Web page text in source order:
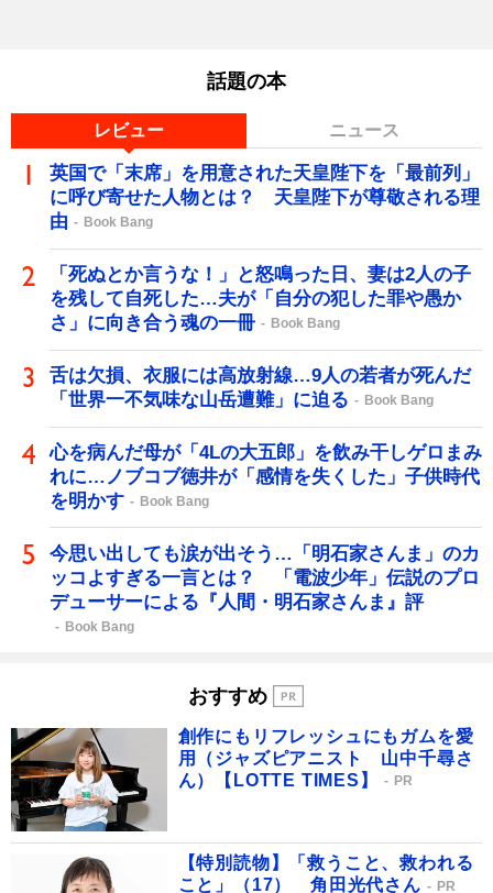
話題の本
レビュー ニュース
英国で「末席」を用意された天皇陛下を「最前列」
に呼び寄せた人物とは？ 天皇陛下が尊敬される理
由
Book Bang
「死ぬとか言うな！」と怒鳴った日、妻は2人の子
を残して自死した…夫が「自分の犯した罪や愚か
さ」に向き合う魂の一冊
Book Bang
舌は欠損、衣服には高放射線…9人の若者が死んだ
「世界一不気味な山岳遭難」に迫る
Book Bang
心を病んだ母が「4Lの大五郎」を飲み干しゲロまみ
れに…ノブコブ徳井が「感情を失くした」子供時代
を明かす
Book Bang
今思い出しても涙が出そう…「明石家さんま」のカ
ッコよすぎる一言とは？ 「電波少年」伝説のプロ
デューサーによる『人間・明石家さんま』評
Book Bang
おすすめ
創作にもリフレッシュにもガムを愛
用（ジャズピアニスト 山中千尋さ
ん）【LOTTE TIMES】
PR
【特別読物】「救うこと、救われる
こと」（17） 角田光代さん
PR